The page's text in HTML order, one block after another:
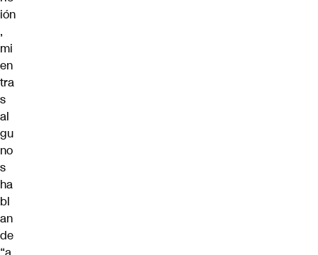
ión
,
mi
en
tra
s
al
gu
no
s
ha
bl
an
de